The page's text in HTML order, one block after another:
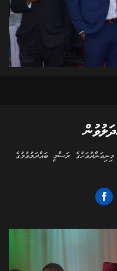
2018: ދިވެހި ރާއްޖޭގެ 53 ވަނަ މިނިވަންދުވަހުގެ ރަސްމީ ބައްދަލުވުމުގެ